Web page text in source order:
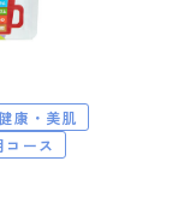
康・美肌
コース